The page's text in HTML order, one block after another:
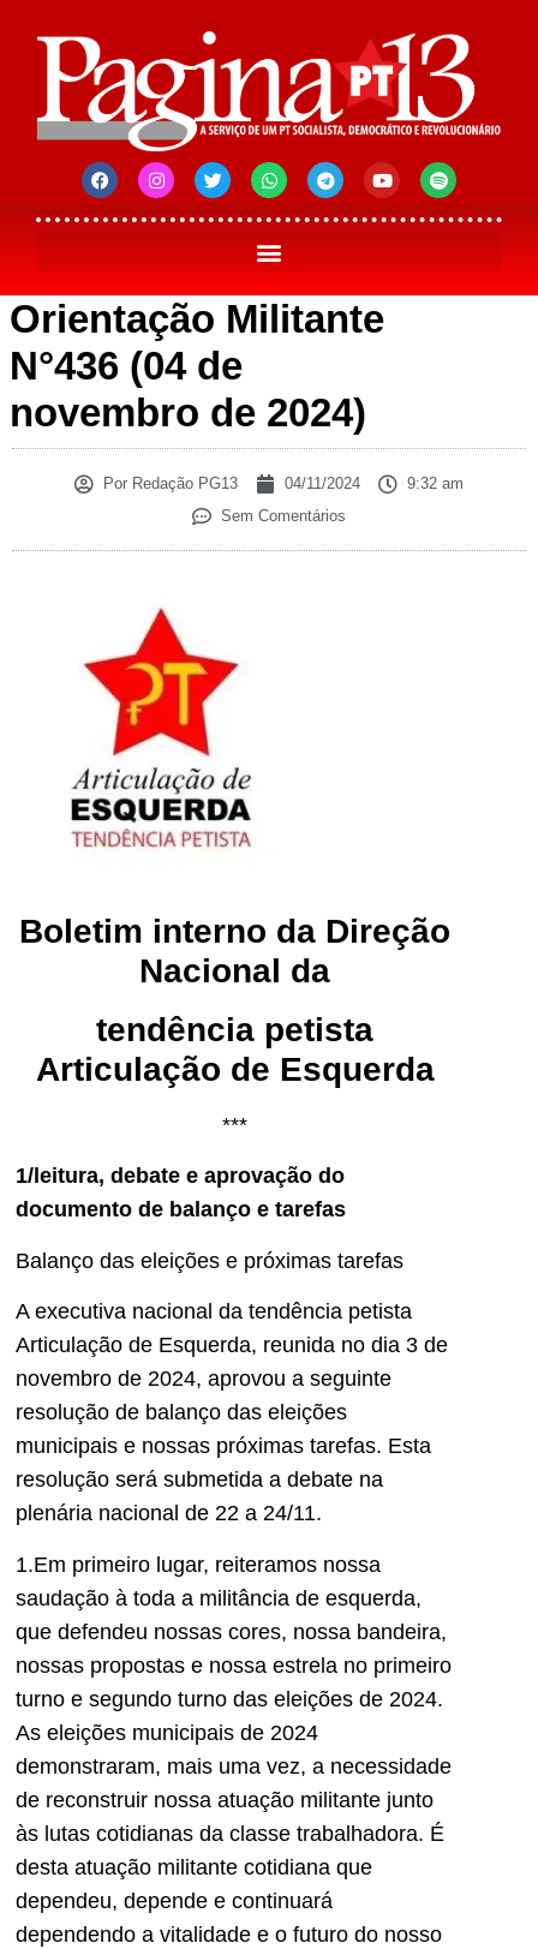
Orientação Militante
N°436 (04 de
novembro de 2024)
Por Redação PG13 04/11/2024
9:32 am
Sem Comentários
Boletim interno da Direção
Nacional da
tendência petista
Articulação de Esquerda
***
1/leitura, debate e aprovação do
documento de balanço e tarefas
Balanço das eleições e próximas tarefas
A executiva nacional da tendência petista
Articulação de Esquerda, reunida no dia 3 de
novembro de 2024, aprovou a seguinte
resolução de balanço das eleições
municipais e nossas próximas tarefas. Esta
resolução será submetida a debate na
plenária nacional de 22 a 24/11.
1.Em primeiro lugar, reiteramos nossa
saudação à toda a militância de esquerda,
que defendeu nossas cores, nossa bandeira,
nossas propostas e nossa estrela no primeiro
turno e segundo turno das eleições de 2024.
As eleições municipais de 2024
demonstraram, mais uma vez, a necessidade
de reconstruir nossa atuação militante junto
às lutas cotidianas da classe trabalhadora. É
desta atuação militante cotidiana que
dependeu, depende e continuará
dependendo a vitalidade e o futuro do nosso